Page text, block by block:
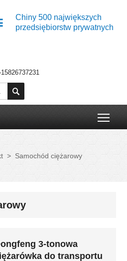
Chiny 500 największych
przedsiębiorstw prywatnych

> Samochód ciężarowy
3-tonowa
do transportu